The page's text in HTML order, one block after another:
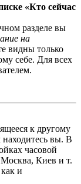
«Кто сейчас
разделе вы
на
видны только
себе. Для всех
к другому
находитесь вы. В
часовой
Москва, Киев и т.
и